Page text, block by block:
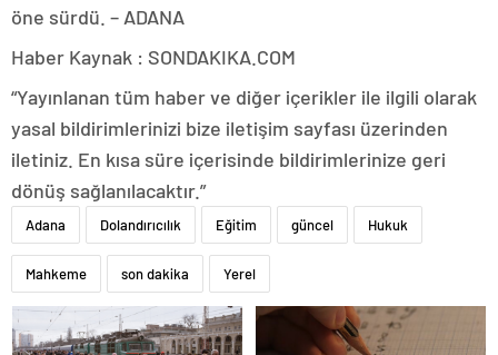
öne sürdü. – ADANA
Haber Kaynak : SONDAKIKA.COM
“Yayınlanan tüm haber ve diğer içerikler ile ilgili olarak
yasal bildirimlerinizi bize iletişim sayfası üzerinden
iletiniz. En kısa süre içerisinde bildirimlerinize geri
dönüş sağlanılacaktır.”
Adana Dolandırıcılık Eğitim güncel Hukuk
Mahkeme son dakika Yerel